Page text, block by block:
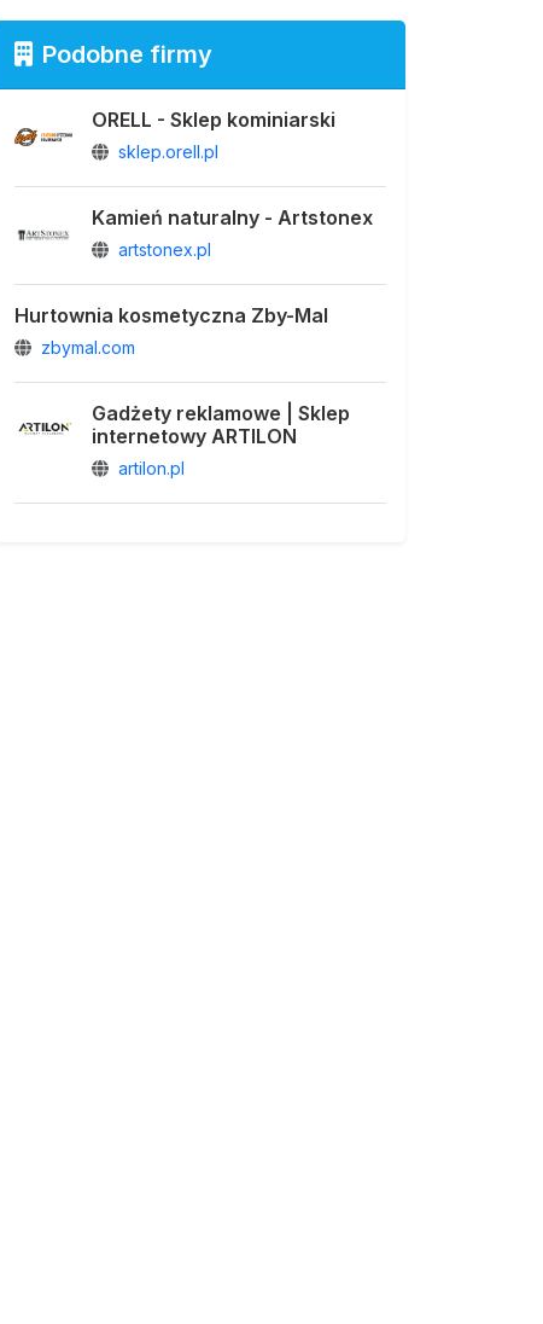
Podobne firmy
ORELL - Sklep kominiarski
sklep.orell.pl
Kamień naturalny - Artstonex
artstonex.pl
Hurtownia kosmetyczna Zby-Mal
zbymal.com
Gadżety reklamowe | Sklep
internetowy ARTILON
artilon.pl